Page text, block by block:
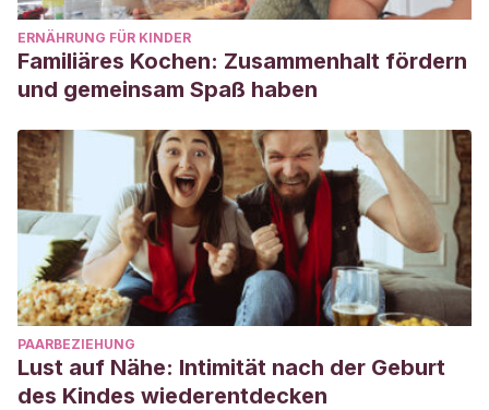
ERNÄHRUNG FÜR KINDER
Familiäres Kochen: Zusammenhalt fördern
und gemeinsam Spaß haben
PAARBEZIEHUNG
Lust auf Nähe: Intimität nach der Geburt
des Kindes wiederentdecken